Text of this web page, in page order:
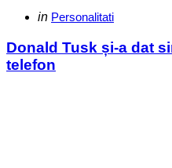
Categories
Posted
in Personalitati
Donald Tusk și-a dat
telefon